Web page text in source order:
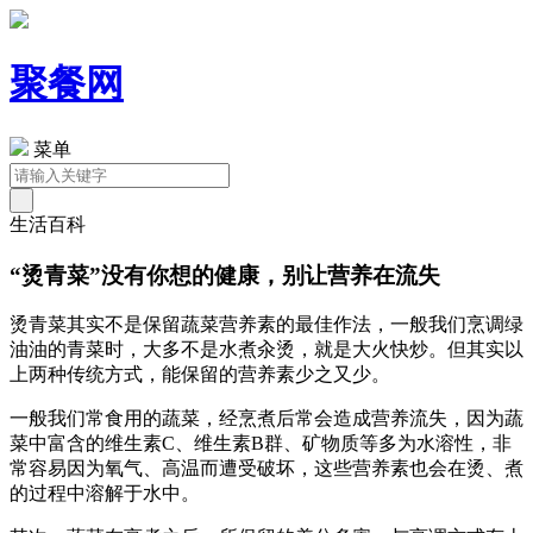
聚餐网
菜单
生活百科
“烫青菜”没有你想的健康，别让营养在流失
烫青菜其实不是保留蔬菜营养素的最佳作法，一般我们烹调绿
油油的青菜时，大多不是水煮汆烫，就是大火快炒。但其实以
上两种传统方式，能保留的营养素少之又少。
一般我们常食用的蔬菜，经烹煮后常会造成营养流失，因为蔬
菜中富含的维生素C、维生素B群、矿物质等多为水溶性，非
常容易因为氧气、高温而遭受破坏，这些营养素也会在烫、煮
的过程中溶解于水中。